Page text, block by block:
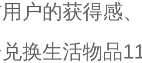
户的获得感
换生活物品